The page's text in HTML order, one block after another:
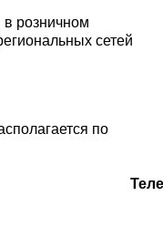
розничном
сетей
по